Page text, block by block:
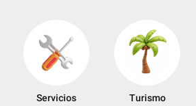
Servicios Turismo